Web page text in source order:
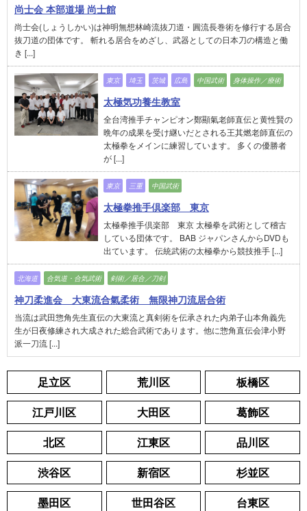
尚士会 本部道場 尚士館
尚士会(しょうしかい)は神明無想林崎流抜刀道・圓流長巻術を修行する居合
抜刀道の団体です。 斬れる居合をめざし、武器としての日本刀の構造と働
き [...]
東京 埼玉 茨城 広島 中国武術 身体操作／療術
太極気功養生教室
全台湾推手チャンピオン鄭顯氣老師直伝と黄性賢の
晩年の成果を受け継いだとされる王其燃老師直伝の
太極拳をメインに練習しています。 多くの優勝者
が [...]
東京 三重 中国武術
太極拳推手倶楽部 東京
太極拳推手倶楽部 東京 太極拳を武術として稽古
している団体です。 BAB ジャパンさんからDVDも
出ています。 伝統武術の太極拳から競技推手 [...]
北海道 合気道・合気武術 剣術／居合／刀剣
神刀柔進会 大東流合氣柔術 無限神刀流居合術
当流は武田惣角先生直伝の大東流と真剣術を伝承された内弟子山本角義先
生が日夜修練され大成された総合武術であります。他に惣角直伝会津小野
派一刀流 [...]
足立区 荒川区
板橋区
江戸川区
大田区
葛飾区
北区
江東区
品川区
渋谷区
新宿区
杉並区
墨田区
世田谷区
台東区